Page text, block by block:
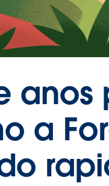
anos
a